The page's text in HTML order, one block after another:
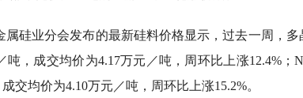
属硅业分会发布的最新硅料价格显示，过去一周，
吨，成交均价为4.17万元／吨，周环比上涨12.4%；
交均价为4.10万元／吨，周环比上涨15.2%。